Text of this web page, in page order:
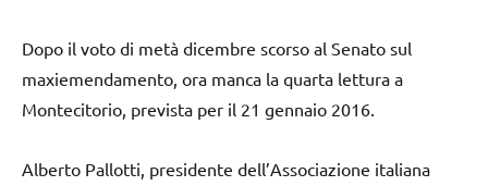
Dopo il voto di metà dicembre scorso al Senato sul
maxiemendamento, ora manca la quarta lettura a
Montecitorio, prevista per il 21 gennaio 2016.
Alberto Pallotti, presidente dell’Associazione italiana